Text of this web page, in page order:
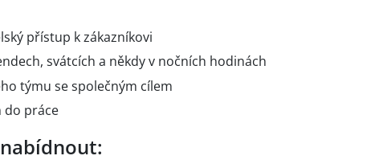
přístup k zákazníkovi
svátcích a někdy v nočních hodinách
týmu se společným cílem
do práce